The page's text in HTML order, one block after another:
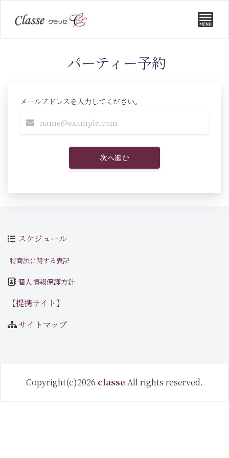
パーティー予約
メールアドレスを入力してください。
次へ進む
スケジュール
特商法に関する表記
個人情報保護方針
【提携サイト】
サイトマップ
Copyright(c)2026 classe All rights reserved.